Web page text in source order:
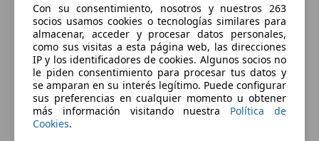
Con su consentimiento, nosotros y nuestros 263
socios usamos cookies o tecnologías similares para
almacenar, acceder y procesar datos personales,
como sus visitas a esta página web, las direcciones
IP y los identificadores de cookies. Algunos socios no
le piden consentimiento para procesar tus datos y
se amparan en su interés legítimo. Puede configurar
sus preferencias en cualquier momento u obtener
más información visitando nuestra Política de
Cookies.